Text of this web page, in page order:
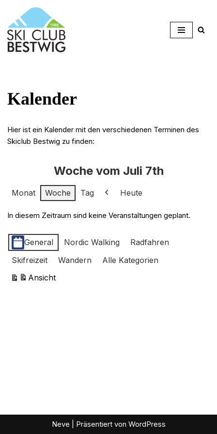
Zum
Inhalt
springen
Kalender
Hier ist ein Kalender mit den verschiedenen Terminen des
Skiclub Bestwig zu finden:
Woche vom Juli 7th
Monat Woche Tag
Zurück
Heute
In diesem Zeitraum sind keine Veranstaltungen geplant.
Kategorien
General Nordic Walking
Radfahren
Skifreizeit
Wandern
Alle Kategorien
Ansicht
ausdrucken
Neve | Präsentiert von WordPress